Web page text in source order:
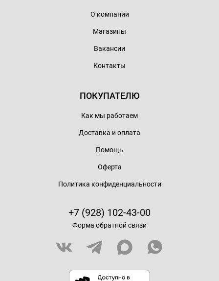
О компании
Магазины
Вакансии
Контакты
ПОКУПАТЕЛЮ
Как мы работаем
Доставка и оплата
Помощь
Оферта
Политика конфиденциальности
+7 (928) 102-43-00
Форма обратной связи